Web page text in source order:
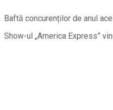
Baftă concurenților de anul
Show-ul „America Express”